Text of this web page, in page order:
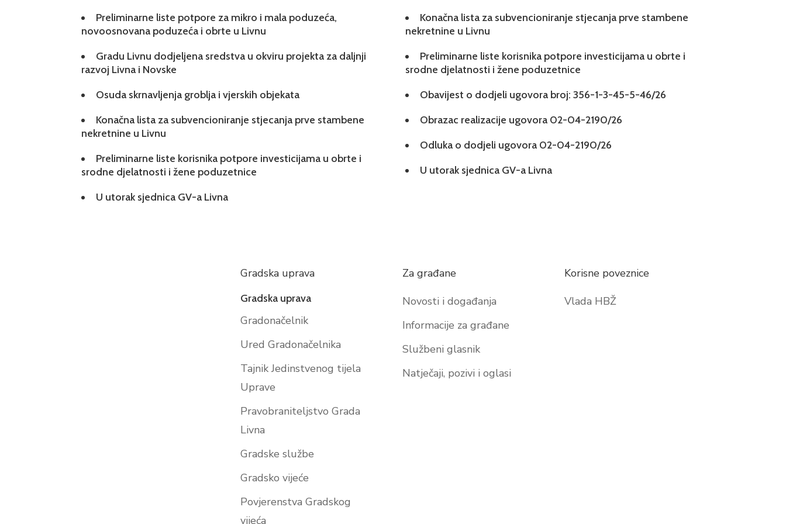
Preliminarne liste potpore za mikro i mala poduzeća,
novoosnovana poduzeća i obrte u Livnu
Gradu Livnu dodjeljena sredstva u okviru projekta za daljnji
razvoj Livna i Novske
Osuda skrnavljenja groblja i vjerskih objekata
Konačna lista za subvencioniranje stjecanja prve stambene
nekretnine u Livnu
Preliminarne liste korisnika potpore investicijama u obrte i
srodne djelatnosti i žene poduzetnice
U utorak sjednica GV-a Livna
Konačna lista za subvencioniranje stjecanja prve stambene
nekretnine u Livnu
Preliminarne liste korisnika potpore investicijama u obrte i
srodne djelatnosti i žene poduzetnice
Obavijest o dodjeli ugovora broj: 356-1-3-45-5-46/26
Obrazac realizacije ugovora 02-04-2190/26
Odluka o dodjeli ugovora 02-04-2190/26
U utorak sjednica GV-a Livna
Gradska uprava
Gradska uprava
Gradonačelnik
Ured Gradonačelnika
Tajnik Jedinstvenog tijela
Uprave
Pravobraniteljstvo Grada
Livna
Gradske službe
Gradsko vijeće
Povjerenstva Gradskog
vijeća
Za građane
Novosti i događanja
Informacije za građane
Službeni glasnik
Natječaji, pozivi i oglasi
Korisne poveznice
Vlada HBŽ